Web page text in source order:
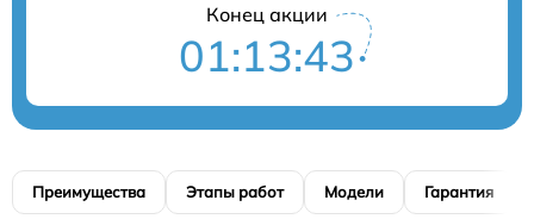
Конец акции
01:13:42
Преимущества Этапы работ Модели Гарантия